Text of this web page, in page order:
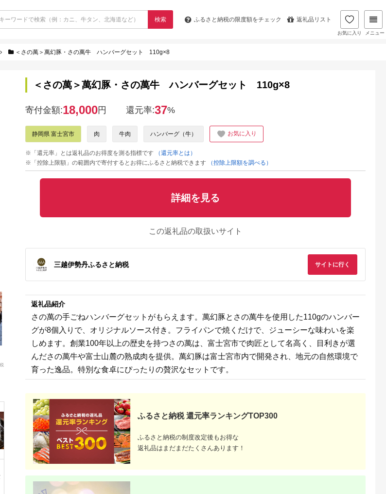
検索 ふるさと納税の限度額をチェック 返礼品リスト
お気に入り メニュー
＜さの萬＞萬幻豚・さの萬牛 ハンバーグセット 110g×8
出典：ふるさとチョイ
素材の味にこだわった
佐賀牛入り 黒毛和牛
ハンバーグ 1.4kg
出典：ふるさとプレミ
アム
業務用 レンジで簡単
量3kg (60g×25個
牛肉 ハンバーグ
和牛 粗びき 生 ハンバ
国産黒毛和牛 牧草育
13-84 【リクエスト
＜さの萬＞萬幻豚・さの萬牛 ハンバーグセット 110g×8
寄付金額:18,000円 還元率:37%
静岡県 富士宮市 肉 牛肉 ハンバーグ（牛） お気に入り
※「還元率」とは返礼品のお得度を測る指標です
（還元率とは）
※「控除上限額」の範囲内で寄付するとお得にふるさと納税できます
（控除上限額を調べる）
詳細を見る
この返礼品の取扱いサイト
三越伊勢丹ふるさと納税 サイトに行く
返礼品紹介
さの萬の手ごねハンバーグセットがもらえます。萬幻豚とさの萬牛を使用した110gのハンバー
グが8個入りで、オリジナルソース付き。フライパンで焼くだけで、ジューシーな味わいを楽
しめます。創業100年以上の歴史を持つさの萬は、富士宮市で肉匠として名高く、目利きが選
んださの萬牛や富士山麓の熟成肉を提供。萬幻豚は富士宮市内で開発され、地元の自然環境で
育った逸品。特別な食卓にぴったりの贅沢なセットです。
ふるさと納税 還元率ランキングTOP300
ふるさと納税の制度改定後もお得な
返礼品はまだまだたくさんあります！